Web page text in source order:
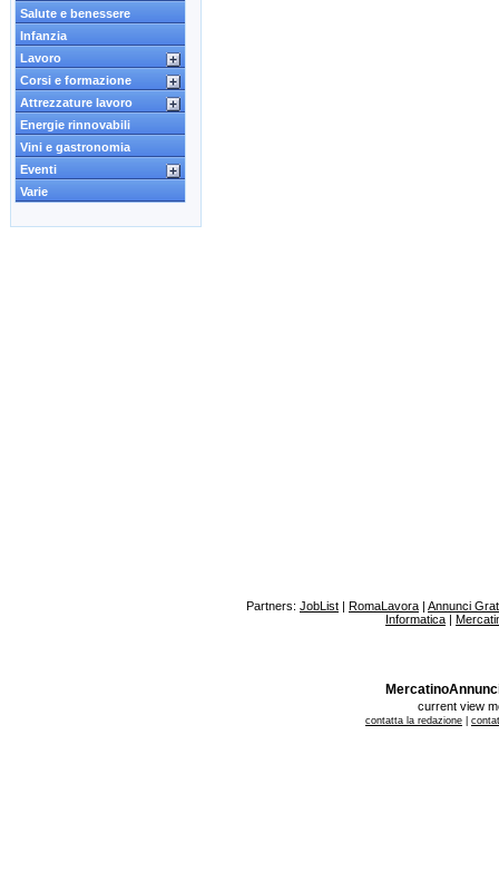
Salute e benessere
Infanzia
Lavoro
Corsi e formazione
Attrezzature lavoro
Energie rinnovabili
Vini e gastronomia
Eventi
Varie
Partners: JobList | RomaLavora | Annunci
Informatica |
current view
contatta la redazione